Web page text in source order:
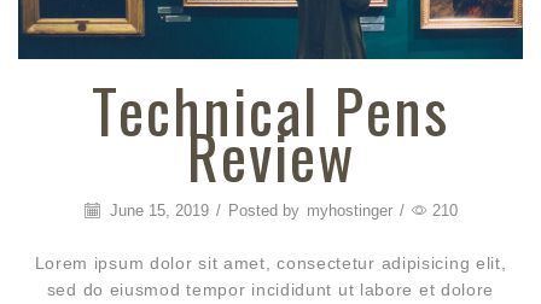
Technical Pens
Review
June 15, 2019 / Posted by myhostinger / 210
Lorem ipsum dolor sit amet, consectetur adipisicing elit,
sed do eiusmod tempor incididunt ut labore et dolore